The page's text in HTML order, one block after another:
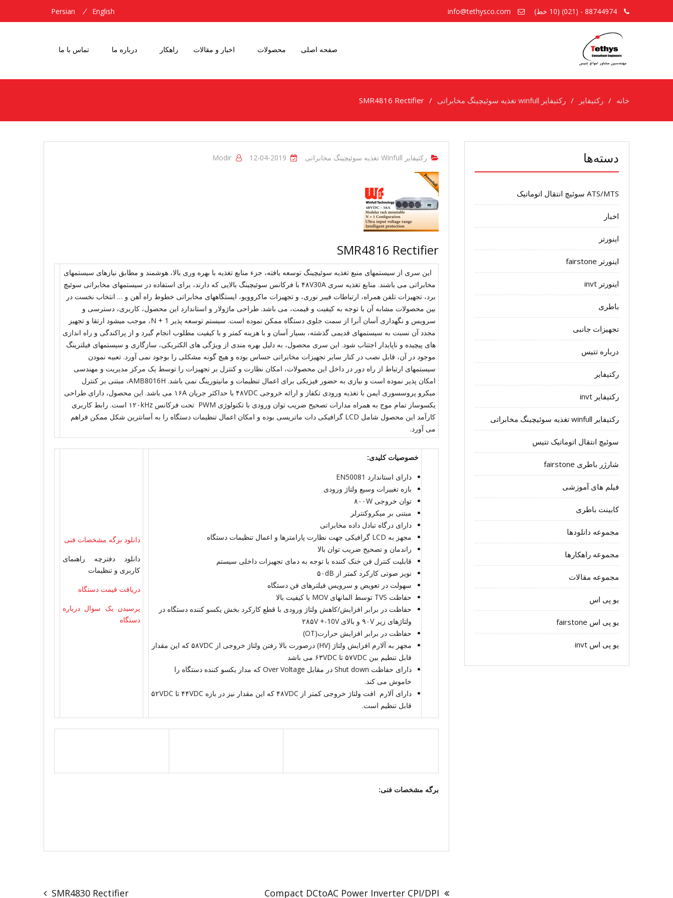
English
Persian
صفحه اصلی محصولات اخبار و مقالات راهکار درباره ما تماس با ما
خانه رکتیفایر رکتیفایر winfull تغذیه سوئیچینگ مخابراتی SMR4816 Rectifier
رکتیفایر Winfull تغذیه سوئیچینگ مخابراتی 2019-04-12
Modir
SMR4816 Rectifier
این سری از سیستمهای منبع تغذیه سوئیچینگ توسعه یافته، جزء منابع تغذیه با بهره وری بالا، هوشمند و مطابق نیازهای سیستمهای
مخابراتی می باشند. منابع تغذیه سری ۴۸V30A با فرکانس سوئیچینگ بالایی که دارند، برای استفاده در سیستمهای مخابراتی سوئیچ
برد، تجهیزات تلفن همراه، ارتباطات فیبر نوری، و تجهیزات ماکروویو، ایستگاههای مخابراتی خطوط راه آهن و … انتخاب نخست در
بین محصولات مشابه آن با توجه به کیفیت و قیمت، می باشد. طراحی ماژولار و استاندارد این محصول، کاربری، دسترسی و
سرویس و نگهداری آسان آنرا از سمت جلوی دستگاه ممکن نموده است. سیستم توسعه پذیر N + 1، موجب میشود ارتقا و تجهیز
مجدد آن نسبت به سیستمهای قدیمی گذشته، بسیار آسان و با هزینه کمتر و با کیفیت مطلوب انجام گیرد و از پراکندگی و راه اندازی
های پیچیده و ناپایدار اجتناب شود. این سری محصول، به دلیل بهره مندی از ویژگی های الکتریکی، سازگاری و سیستمهای فیلترینگ
موجود در آن، قابل نصب در کنار سایر تجهیزات مخابراتی حساس بوده و هیچ گونه مشکلی را بوجود نمی آورد. تعبیه نمودن
سیستمهای ارتباط از راه دور در داخل این محصولات، امکان نظارت و کنترل بر تجهیزات را توسط یک مرکز مدیریت و مهندسی
امکان پذیر نموده است و نیازی به حضور فیزیکی برای اعمال تنظیمات و مانیتورینگ نمی باشد. AMB8016H، مبتنی بر کنترل
میکرو پروسسوری ایمن با تغذیه ورودی تکفاز و ارائه خروجی ۴۸VDC با حداکثر جریان ۱۶A می باشد. این محصول، دارای طراحی
یکسوساز تمام موج به همراه مدارات تصحیح ضریب توان ورودی با تکنولوژی PWM تحت فرکانس ۱۲۰kHz است. رابط کاربری
کارآمد این محصول شامل LCD گرافیکی دات ماتریسی بوده و امکان اعمال تنظیمات دستگاه را به آسانترین شکل ممکن فراهم
می آورد.
خصوصیات کلیدی:
دارای استاندارد EN50081
بازه تغییرات وسیع ولتاژ ورودی
توان خروجی ۸۰۰W
مبتنی بر میکروکنترلر
دارای درگاه تبادل داده مخابراتی
مجهز به LCD گرافیکی جهت نظارت پارامترها و اعمال تنظیمات دستگاه
راندمان و تصحیح ضریب توان بالا
قابلیت کنترل فن خنک کننده با توجه به دمای تجهیزات داخلی سیستم
نویز صوتی کارکرد کمتر از ۵۰dB
سهولت در تعویض و سرویس فیلترهای فن دستگاه
حفاظت TVS توسط المانهای MOV با کیفیت بالا
حفاظت در برابر افزایش/کاهش ولتاژ ورودی با قطع کارکرد بخش یکسو کننده دستگاه در
ولتاژهای زیر ۹۰V و بالای ۲۸۵V +-10V
حفاظت در برابر افزایش حرارت(OT)
مجهز به آلارم افزایش ولتاژ (HV) درصورت بالا رفتن ولتاژ خروجی از ۵۸VDC که این مقدار
فابل تنطیم بین ۵۷VDC تا ۶۳VDC می باشد
دارای حفاظت Shut down در مقابل Over Voltage که مدار یکسو کننده دستگاه را
خاموش می کند.
دارای آلارم افت ولتاژ خروجی کمتر از ۴۸VDC که این مقدار نیز در بازه ۴۴VDC تا ۵۲VDC
قابل تنظیم است.
دانلود برگه مشخصات فنی
دانلود دفترچه راهنمای
کاربری و تنظیمات
دریافت قیمت دستگاه
پرسیدن یک سوال درباره
دستگاه
برگه مشخصات فنی:
نوشته
Compact DCtoAC Power Inverter CPI/DPI
SMR4830 Rectifier
دسته‌ها
ATS/MTS سوئیچ انتقال اتوماتیک
اخبار
اینورتر
اینورتر fairstone
اینورتر invt
باطری
تجهیزات جانبی
درباره تتیس
رکتیفایر
رکتیفایر invt
رکتیفایر winfull تغذیه سوئیچینگ مخابراتی
سوئیچ انتقال اتوماتیک تتیس
شارژر باطری fairstone
فیلم های آموزشی
کابینت باطری
مجموعه دانلودها
مجموعه راهکارها
مجموعه مقالات
یو پی اس
یو پی اس fairstone
یو پی اس invt